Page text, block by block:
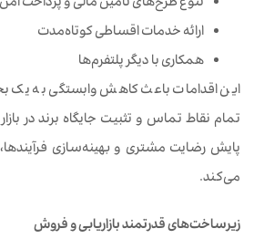
ارائه خدمات اقساطی کوتاه‌مدت
همکاری با دیگر پلتفرم‌ها
این اقدامات باعث کاهش وابستگی به یک
تمام نقاط تماس و تثبیت جایگاه برند در
پایش رضایت مشتری و بهینه‌سازی
می‌کند.
زیرساخت‌های قدرتمند بازاریابی و فروش